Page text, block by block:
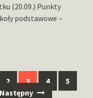
(20.09.) Punkty
podstawowe –
2 3 4
5
Następny